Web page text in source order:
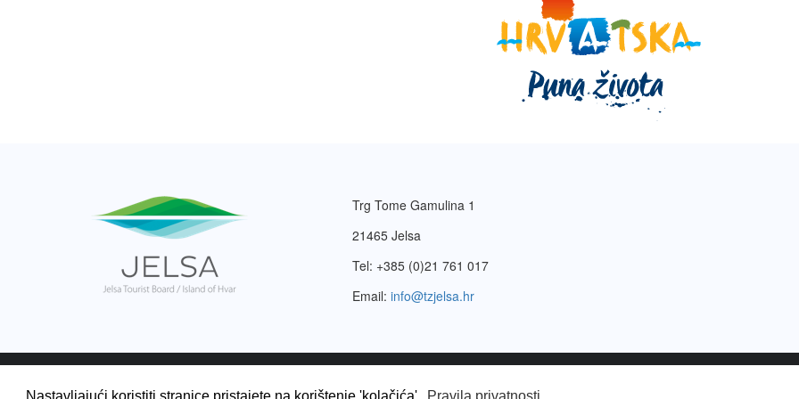
Trg Tome Gamulina 1
21465 Jelsa
Tel: +385 (0)21 761 017
Email: info@tzjelsa.hr
2003. – 2026. © Turistička zajednica Jelsa.Pravila privatnosti.